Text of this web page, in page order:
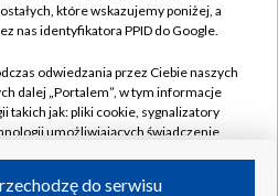
Pomoc
Kontakt
Kanały
które wskazujemy poniżej, a
nas identyfikatora PPID do Google.
odwiedzania przez Ciebie naszych
dalej „Portalem”, w tym informacje
takich jak: pliki cookie, sygnalizatory
umożliwiających świadczenie
do serwisu